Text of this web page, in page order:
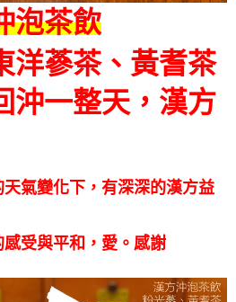
泡茶飲
洋蔘茶、黃耆茶
沖一整天，漢方
氣變化下，有深深的漢方益
受與平和，愛。感謝